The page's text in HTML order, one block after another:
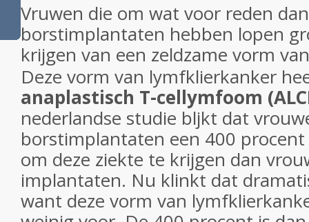
Vruwen die om wat voor reden
borstimplantaten hebben lopen
krijgen van een zeldzame vorm
Deze vorm van lymfklierkanker
anaplastisch T-cellymfoom
nederlandse studie bljkt dat
borstimplantaten een 400
om deze ziekte te krijgen dan
implantaten. Nu klinkt dat
want deze vorm van